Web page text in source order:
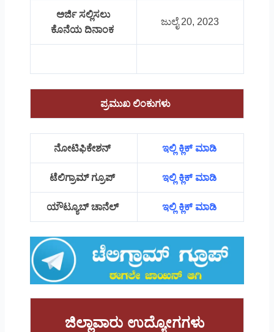
ಅರ್ಜಿ ಸಲ್ಲಿಸಲು
ಕೊನೆಯ ದಿನಾಂಕ
ಜುಲೈ 20, 2023
ಪ್ರಮುಖ ಲಿಂಕುಗಳು
ನೋಟಿಫಿಕೇಶನ್ ಇಲ್ಲಿ ಕ್ಲಿಕ್ ಮಾಡಿ
ಟೆಲಿಗ್ರಾಮ್ ಗ್ರೂಪ್ ಇಲ್ಲಿ ಕ್ಲಿಕ್ ಮಾಡಿ
ಯೌಟ್ಯೂಬ್ ಚಾನೆಲ್ ಇಲ್ಲಿ ಕ್ಲಿಕ್ ಮಾಡಿ
ಜಿಲ್ಲಾವಾರು ಉದ್ಯೋಗಗಳು